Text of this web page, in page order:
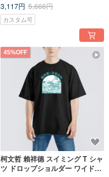
ンコットン 黒 T
3,117円 5,666円
カスタム可
45%OFF
柯文哲 賴祥德 スイミング T シャ
ツ ドロップショルダー ワイドフ